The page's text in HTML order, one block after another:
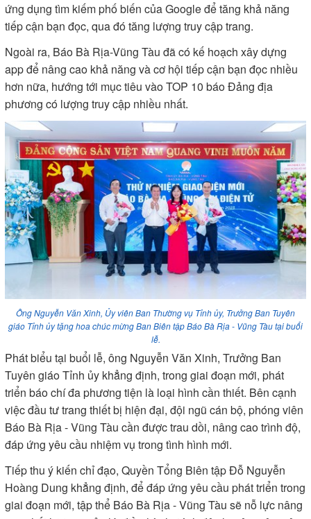
ứng dụng tìm kiếm phố biến của Google để tăng khả năng
tiếp cận bạn đọc, qua đó tăng lượng truy cập trang.
Ngoài ra, Báo Bà Rịa-Vũng Tàu đã có kế hoạch xây dựng
app để nâng cao khả năng và cơ hội tiếp cận bạn đọc nhiều
hơn nữa, hướng tới mục tiêu vào TOP 10 báo Đảng địa
phương có lượng truy cập nhiều nhất.
Ông Nguyễn Văn Xinh, Ủy viên Ban Thường vụ Tỉnh ủy, Trưởng Ban Tuyên
giáo Tỉnh ủy tặng hoa chúc mừng Ban Biên tập Báo Bà Rịa - Vũng Tàu tại buổi
lễ.
Phát biểu tại buổi lễ, ông Nguyễn Văn Xinh, Trưởng Ban
Tuyên giáo Tỉnh ủy khẳng định, trong giai đoạn mới, phát
triển báo chí đa phương tiện là loại hình cần thiết. Bên cạnh
việc đầu tư trang thiết bị hiện đại, đội ngũ cán bộ, phóng viên
Báo Bà Rịa - Vũng Tàu cần được trau dồi, nâng cao trình độ,
đáp ứng yêu cầu nhiệm vụ trong tình hình mới.
Tiếp thu ý kiến chỉ đạo, Quyền Tổng Biên tập Đỗ Nguyễn
Hoàng Dung khẳng định, để đáp ứng yêu cầu phát triển trong
giai đoạn mới, tập thể Báo Bà Rịa - Vũng Tàu sẽ nỗ lực nâng